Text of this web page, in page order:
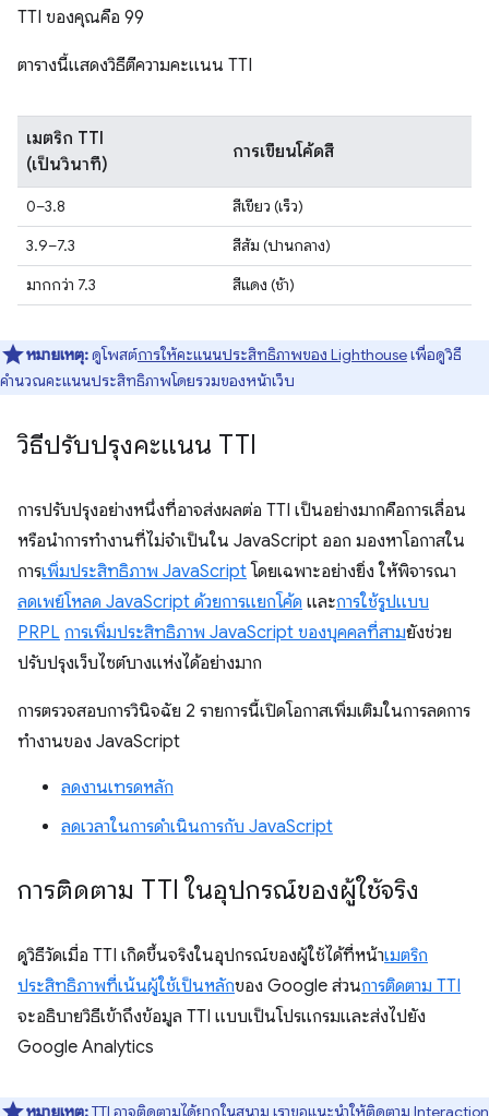
TTI ของคุณคือ 99
ตารางนี้แสดงวิธีตีความคะแนน TTI
เมตริก TTI
(เป็นวินาที)
การเขียนโค้ดสี
0–3.8
สีเขียว (เร็ว)
3.9–7.3
สีส้ม (ปานกลาง)
มากกว่า 7.3
สีแดง (ช้า)
หมายเหตุ:ดูโพสต์การให้คะแนนประสิทธิภาพของ Lighthouseเพื่อดูวิธี
คำนวณคะแนนประสิทธิภาพโดยรวมของหน้าเว็บ
วิธีปรับปรุงคะแนน TTI
การปรับปรุงอย่างหนึ่งที่อาจส่งผลต่อ TTI เป็นอย่างมากคือการเลื่อน
หรือนําการทํางานที่ไม่จําเป็นใน JavaScript ออก มองหาโอกาสใน
การเพิ่มประสิทธิภาพ JavaScriptโดยเฉพาะอย่างยิ่ง ให้พิจารณา
ลดเพย์โหลด JavaScript ด้วยการแยกโค้ด และการใช้รูปแบบ
PRPL การเพิ่มประสิทธิภาพ JavaScript ของบุคคลที่สามยังช่วย
ปรับปรุงเว็บไซต์บางแห่งได้อย่างมาก
การตรวจสอบการวินิจฉัย 2 รายการนี้เปิดโอกาสเพิ่มเติมในการลดการ
ทำงานของ JavaScript
ลดงานเทรดหลัก
ลดเวลาในการดำเนินการกับ JavaScript
การติดตาม TTI ในอุปกรณ์ของผู้ใช้จริง
ดูวิธีวัดเมื่อ TTI เกิดขึ้นจริงในอุปกรณ์ของผู้ใช้ได้ที่หน้าเมตริก
ประสิทธิภาพที่เน้นผู้ใช้เป็นหลักของ Google ส่วนการติดตาม TTI
จะอธิบายวิธีเข้าถึงข้อมูล TTI แบบเป็นโปรแกรมและส่งไปยัง
Google Analytics
หมายเหตุ:TTI อาจติดตามได้ยากในสนาม เราขอแนะนําให้ติดตาม Interaction